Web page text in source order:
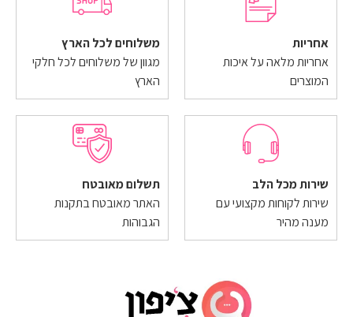
אחריות
אחריות מלאה על איכות
המוצרים
משלוחים לכל הארץ
מגוון של משלוחים לכל חלקי
הארץ
שירות מכל הלב
שירות לקוחות מקצועי עם
מענה מהיר
תשלום מאובטח
האתר מאובטח בתקנות
הגבוהות